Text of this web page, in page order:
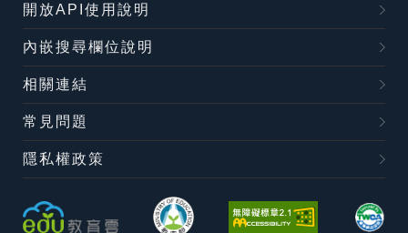
開放API使用說明
內嵌搜尋欄位說明
相關連結
常見問題
隱私權政策